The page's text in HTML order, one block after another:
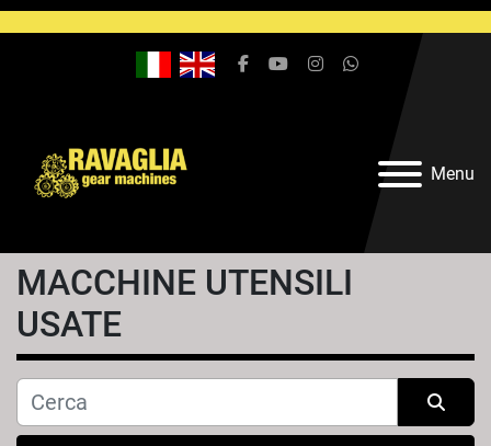
Menu
facebookyoutubeinstagramwhatsapp
MACCHINE UTENSILI
USATE